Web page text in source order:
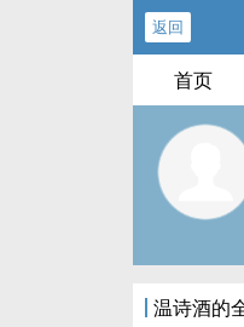
返回
首页
温诗酒的